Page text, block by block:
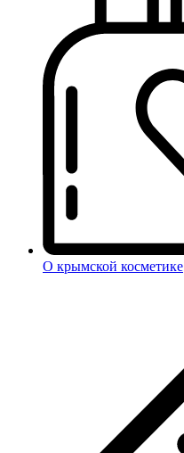
О крымской косметике